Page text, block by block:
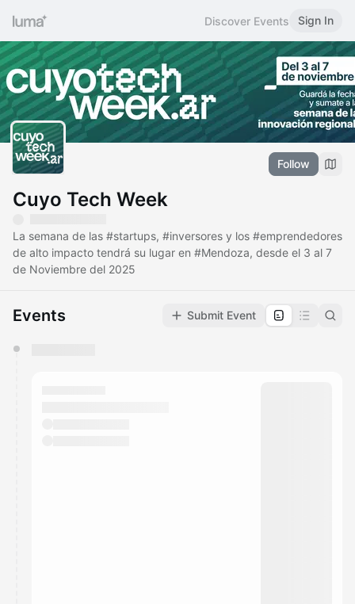
Discover Events Sign In
Follow
Cuyo Tech Week
La semana de las #startups, #inversores y los #emprendedores
de alto impacto tendrá su lugar en #Mendoza, desde el 3 al 7
de Noviembre del 2025
Events Submit Event